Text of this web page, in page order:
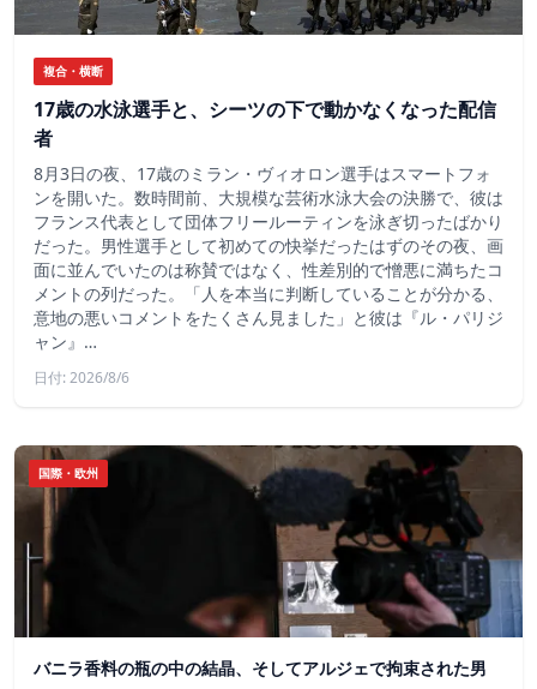
複合・横断
17歳の水泳選手と、シーツの下で動かなくなった配信
者
8月3日の夜、17歳のミラン・ヴィオロン選手はスマートフォ
ンを開いた。数時間前、大規模な芸術水泳大会の決勝で、彼は
フランス代表として団体フリールーティンを泳ぎ切ったばかり
だった。男性選手として初めての快挙だったはずのその夜、画
面に並んでいたのは称賛ではなく、性差別的で憎悪に満ちたコ
メントの列だった。「人を本当に判断していることが分かる、
意地の悪いコメントをたくさん見ました」と彼は『ル・パリジ
ャン』…
日付: 2026/8/6
国際・欧州
バニラ香料の瓶の中の結晶、そしてアルジェで拘束された男